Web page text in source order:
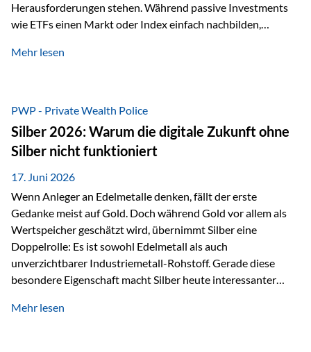
Herausforderungen stehen. Während passive Investments
wie ETFs einen Markt oder Index einfach nachbilden,
setzen auf die Expertise erfahrener Fondsmanager, die
Veränderungen geprägt ist, kann diese aktive
Herangehensweise einen entscheidenden Mehrwert bieten.
Was zeichnet aktive Fonds aus? Aktive Fonds verfolgen das
Ziel, nicht nur einen Markt abzubilden, sondern gezielt
Anlageentscheidungen zu treffen. Fondsmanager
analysieren Unternehmen,…
Mehr lesen
PWP - Private Wealth Police
Silber 2026: Warum die digitale Zukunft ohne
Silber nicht funktioniert
17. Juni 2026
Wenn Anleger an Edelmetalle denken, fällt der erste
Gedanke meist auf Gold. Doch während Gold vor allem als
Wertspeicher geschätzt wird, übernimmt Silber eine
Doppelrolle: Es ist sowohl Edelmetall als auch
unverzichtbarer Industriemetall-Rohstoff. Gerade diese
besondere Eigenschaft macht Silber heute interessanter
elektrischer – und genau dort spielt Silber eine
Mehr lesen